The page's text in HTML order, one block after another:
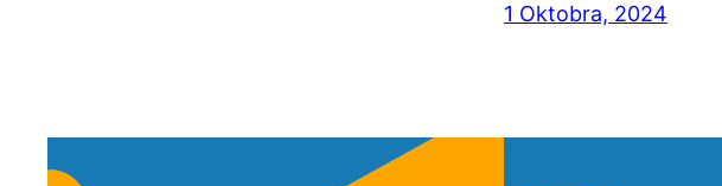
1 Oktobra, 2024